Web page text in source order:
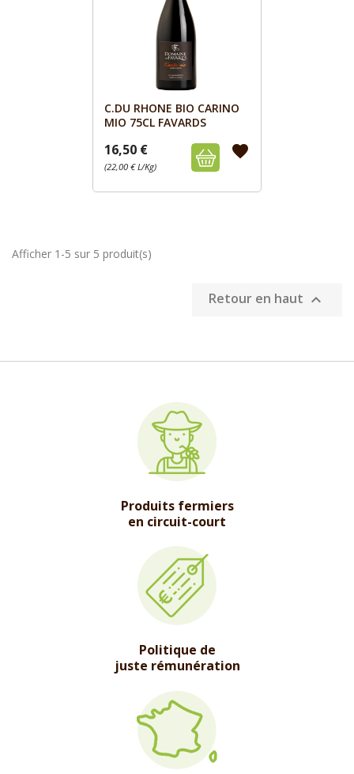
Aperçu
C.DU RHONE BIO CARINO
MIO 75CL FAVARDS
16,50 €
(22,00 € L/Kg)
favorite
Afficher 1-5 sur 5 produit(s)
Retour en haut 
Produits fermiers
en circuit-court
Politique de
juste rémunération